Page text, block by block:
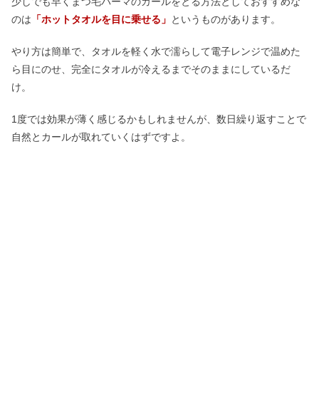
のは 「ホットタオルを目に乗せる」 というものがあります。
やり方は簡単で、タオルを軽く水で濡らして電子レンジで温めた
ら目にのせ、完全にタオルが冷えるまでそのままにしているだ
け。
1度では効果が薄く感じるかもしれませんが、数日繰り返すことで
自然とカールが取れていくはずですよ。